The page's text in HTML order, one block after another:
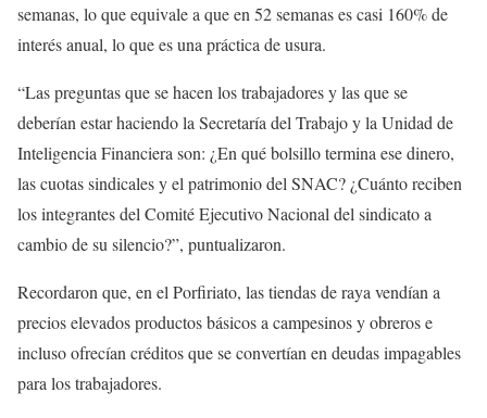
semanas, lo que equivale a que en 52 semanas es casi 160% de
interés anual, lo que es una práctica de usura.
“Las preguntas que se hacen los trabajadores y las que se
deberían estar haciendo la Secretaría del Trabajo y la Unidad de
Inteligencia Financiera son: ¿En qué bolsillo termina ese dinero,
las cuotas sindicales y el patrimonio del SNAC? ¿Cuánto reciben
los integrantes del Comité Ejecutivo Nacional del sindicato a
cambio de su silencio?”, puntualizaron.
Recordaron que, en el Porfiriato, las tiendas de raya vendían a
precios elevados productos básicos a campesinos y obreros e
incluso ofrecían créditos que se convertían en deudas impagables
para los trabajadores.